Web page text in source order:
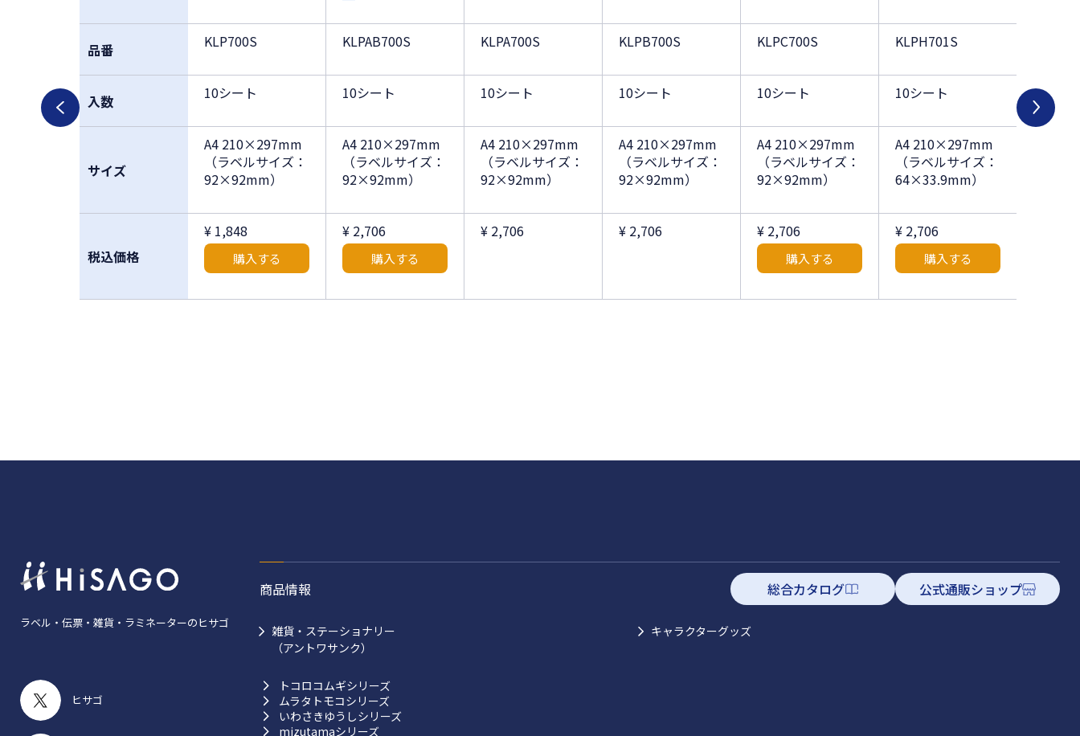
品番
入数
サイズ
税込価格
KLP700S
10シート
A4 210×297mm
（ラベルサイズ：
92×92mm）
¥ 1,848
購入する
KLPAB700S
10シート
A4 210×297mm
（ラベルサイズ：
92×92mm）
¥ 2,706
購入する
KLPA700S
10シート
A4 210×297mm
（ラベルサイズ：
92×92mm）
¥ 2,706
KLPB700S
10シート
A4 210×297mm
（ラベルサイズ：
92×92mm）
¥ 2,706
KLPC700S
10シート
A4 210×297mm
（ラベルサイズ：
92×92mm）
¥ 2,706
購入する
KLPH701S
10シート
A4 210×297mm
（ラベルサイズ：
64×33.9mm）
¥ 2,706
購入する
10シー
ラベル・伝票・雑貨・ラミネーターのヒサゴ
ヒサゴ
商品情報 総合カタログ 公式通販ショップ
雑貨・ステーショナリー
（アントワサンク）
トコロコムギシリーズ
ムラタトモコシリーズ
いわさきゆうしシリーズ
mizutamaシリーズ
キャラクターグッズ